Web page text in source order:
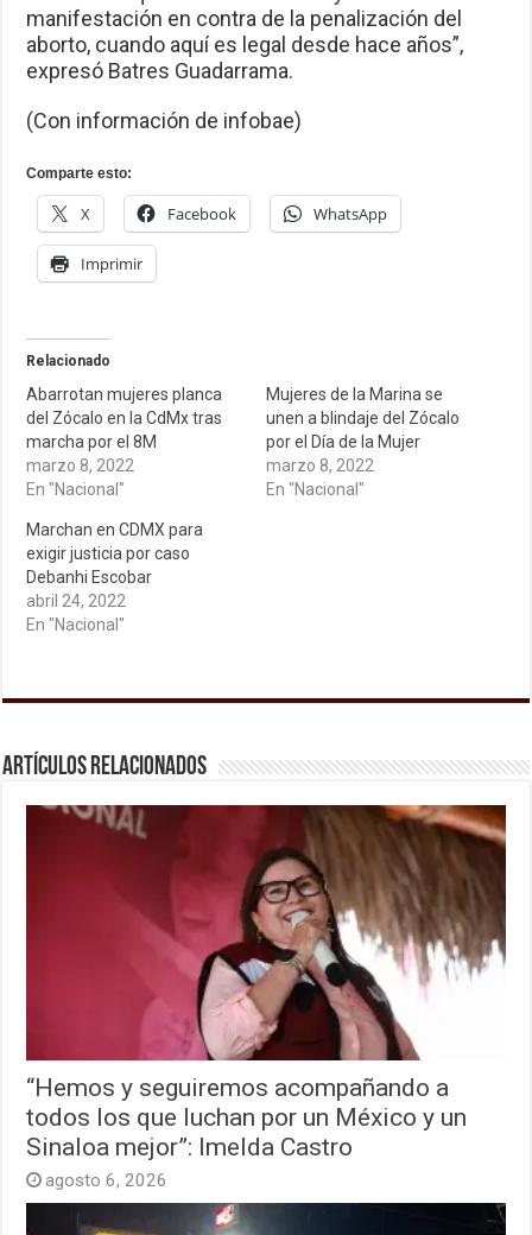
manifestación en contra de la penalización del
aborto, cuando aquí es legal desde hace años”,
expresó Batres Guadarrama.
(Con información de infobae)
Comparte esto:
X Facebook WhatsApp
Imprimir
Relacionado
Abarrotan mujeres planca
del Zócalo en la CdMx tras
marcha por el 8M
marzo 8, 2022
En "Nacional"
Mujeres de la Marina se
unen a blindaje del Zócalo
por el Día de la Mujer
marzo 8, 2022
En "Nacional"
Marchan en CDMX para
exigir justicia por caso
Debanhi Escobar
abril 24, 2022
En "Nacional"
Artículos relacionados
“Hemos y seguiremos acompañando a
todos los que luchan por un México y un
Sinaloa mejor”: Imelda Castro
agosto 6, 2026